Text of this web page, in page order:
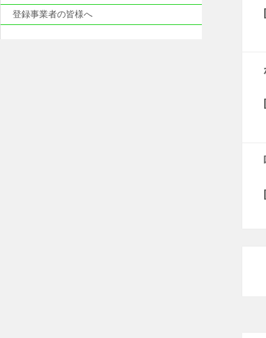
登録事業者の皆様へ